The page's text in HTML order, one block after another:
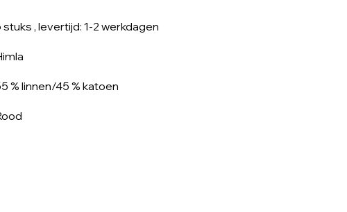
stuks , levertijd: 1-2 werkdagen
% linnen/45 % katoen